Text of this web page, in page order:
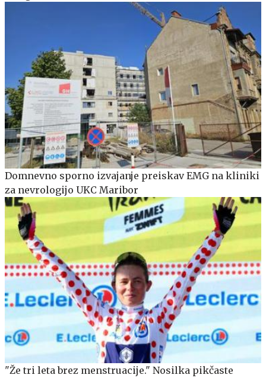
Domnevno sporno izvajanje preiskav EMG na kliniki
za nevrologijo UKC Maribor
"Že tri leta brez menstruacije." Nosilka pikčaste